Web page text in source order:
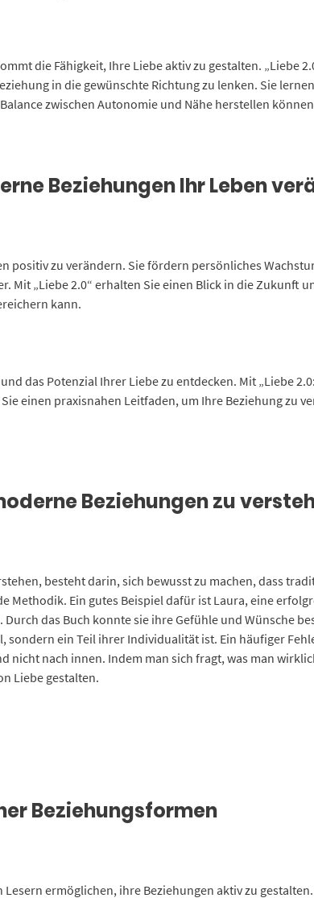
die Fähigkeit, Ihre Liebe aktiv zu gestalten. „Liebe
in die gewünschte Richtung zu lenken. Sie
zwischen Autonomie und Nähe herstellen
Beziehungen Ihr Leben
positiv zu verändern. Sie fördern persönliches
Mit „Liebe 2.0“ erhalten Sie einen Blick in die Zukunft
kann.
das Potenzial Ihrer Liebe zu entdecken. Mit „Liebe
einen praxisnahen Leitfaden, um Ihre Beziehung zu
Beziehungen zu
besteht darin, sich bewusst zu machen, dass
Methodik. Ein gutes Beispiel dafür ist Laura, eine
das Buch konnte sie ihre Gefühle und Wünsche
sondern ein Teil ihrer Individualität ist. Ein häufiger
nicht nach innen. Indem man sich fragt, was man
Liebe gestalten.
Beziehungsformen
Lesern ermöglichen, ihre Beziehungen aktiv zu